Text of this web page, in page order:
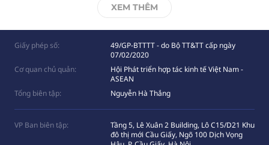
XEM THÊM
Giấy phép số:
49/GP-BTTTT - do Bộ TT&TT cấp ngày
07/02/2020
Cơ quan chủ quản:
Hội Phát triển hợp tác kinh tế Việt Nam -
ASEAN
Tổng biên tập:
Nguyễn Hà Thắng
VP Ban biên tập:
Tầng 5, Lê Xuân 2 Building, Lô C15/D21 Khu
đô thị mới Cầu Giấy, Ngõ 100 Dịch Vọng